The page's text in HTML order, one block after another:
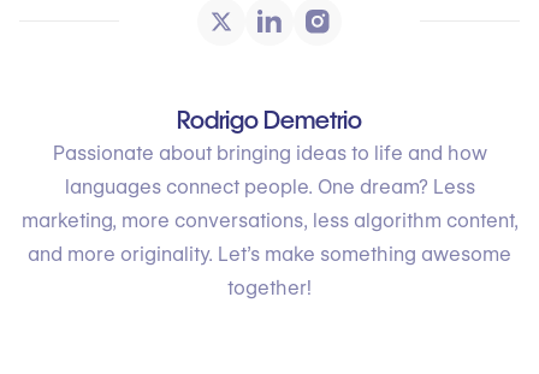
Rodrigo Demetrio
Passionate about bringing ideas to life and how
languages connect people. One dream? Less
marketing, more conversations, less algorithm content,
and more originality. Let’s make something awesome
together!